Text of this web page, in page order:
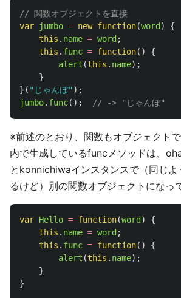
// 関数オブジェクトを直接
var
jumbo = new function(word )
{
this . name = word ;
this . func = function()
{
alert (this . name);
}
}( " じゃんぼ" );
jumbo. func(); // -> "じゃんぼ"
※前述のとおり、関数もオブジェクト
内で生成しているfuncメソッドは、
とkonnichiwaインスタンスで（同じよ
るけど）別の関数オブジェクトになっ
var Hello = function(word )
{
this . name = word ;
this . func = function()
{
alert (this . name);
}
}